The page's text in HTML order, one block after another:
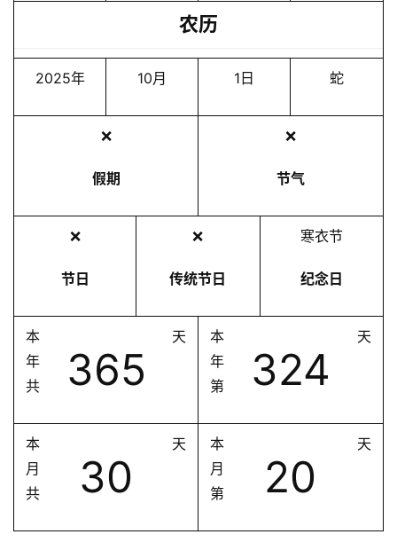
农历
2025年 10月 1日 蛇
❌
假期
❌
节气
❌
节日
❌
传统节日
寒衣节
纪念日
本
年
共
365
天
本
年
第
324
天
本
月
共
30
天
本
月
第
20
天